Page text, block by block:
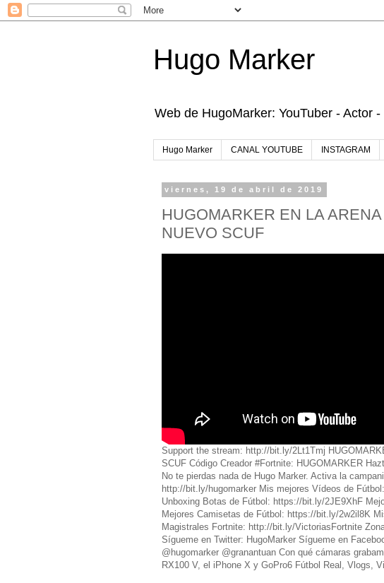
Hugo Marker
Web de HugoMarker: YouTuber - Actor
Hugo Marker CANAL YOUTUBE INSTAGRAM
viernes, 19 de abril de 2019
HUGOMARKER EN LA
NUEVO SCUF
Support the stream: http://bit.ly/2Lt1Tmj
SCUF Código Creador #Fortnite: HUGOMARKER
No te pierdas nada de Hugo Marker. Activa la
http://bit.ly/hugomarker Mis mejores Vídeos de
Unboxing Botas de Fútbol: https://bit.ly/2JE9XhF
Mejores Camisetas de Fútbol: https://bit.ly/2w2il8K
Magistrales Fortnite: http://bit.ly/VictoriasFortnite
Sígueme en Twitter: HugoMarker Sígueme en
@hugomarker @granantuan Con qué cámaras
RX100 V, el iPhone X y GoPro6 Fútbol Real, Vlogs,